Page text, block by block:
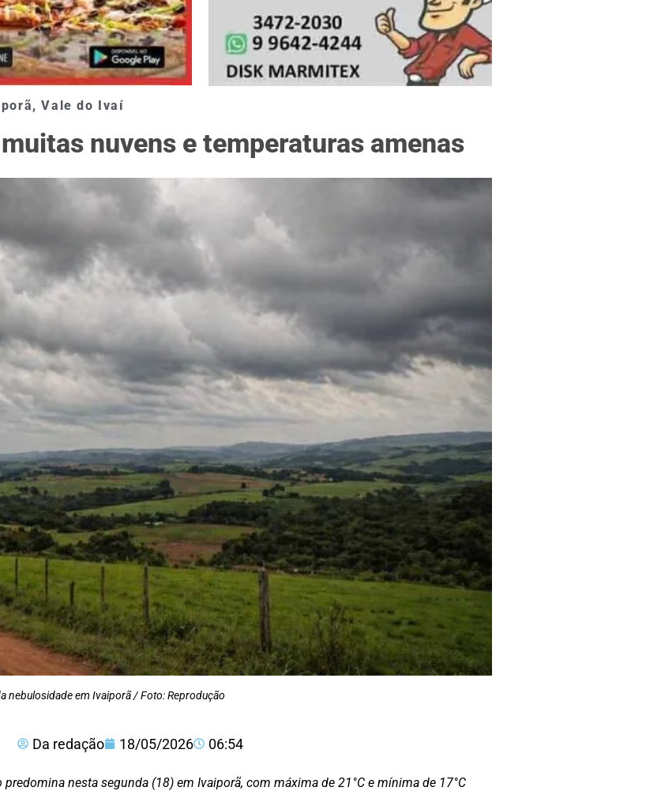
,Vale do Ivaí
nuvens e temperaturas amenas
nebulosidade em Ivaiporã / Foto: Reprodução
Da redação 18/05/2026 06:54
predomina nesta segunda (18) em Ivaiporã, com máxima de 21°C e mínima de 17°C